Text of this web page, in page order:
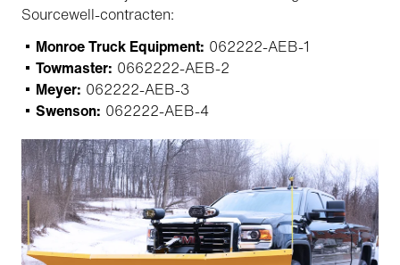
Sourcewell-contracten:
Monroe Truck Equipment: 062222-AEB-1
Towmaster: 0662222-AEB-2
Meyer: 062222-AEB-3
Swenson: 062222-AEB-4